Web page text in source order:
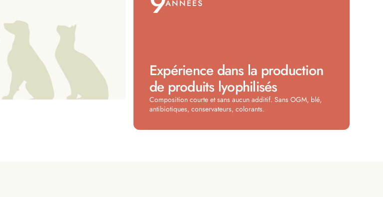
ANNÉES
Expérience dans la production
de produits lyophilisés
Composition courte et sans aucun additif. Sans OGM, blé,
antibiotiques, conservateurs, colorants.